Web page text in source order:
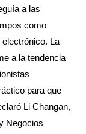
a las
como
La
a la tendencia
para que
Li Changan,
Negocios